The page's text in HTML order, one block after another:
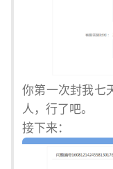
你第一次封我七
人，行了吧。
接下来：